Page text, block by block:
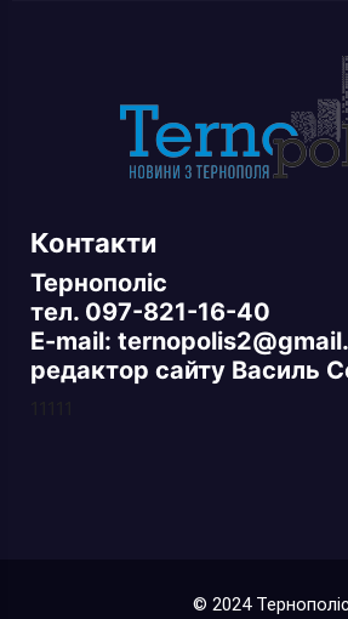
Контакти
Тернополіс
тел. 097-821-16-40
E-mail:
редактор сайту Василь
© 2024 Тернополіс